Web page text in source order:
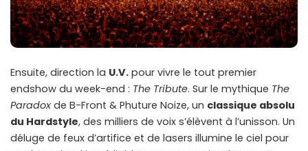
Ensuite, direction la U.V. pour vivre le tout premier
endshow du week-end : The Tribute. Sur le mythique The
Paradox de B-Front & Phuture Noize, un classique absolu
du Hardstyle, des milliers de voix s’élèvent à l’unisson. Un
déluge de feux d’artifice et de lasers illumine le ciel pour